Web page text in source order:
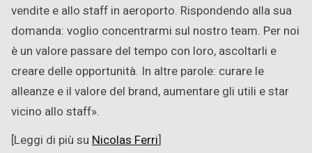
vendite e allo staff in aeroporto. Rispondendo alla sua
domanda: voglio concentrarmi sul nostro team. Per noi
è un valore passare del tempo con loro, ascoltarli e
creare delle opportunità. In altre parole: curare le
alleanze e il valore del brand, aumentare gli utili e star
vicino allo staff».
[Leggi di più su Nicolas Ferri]